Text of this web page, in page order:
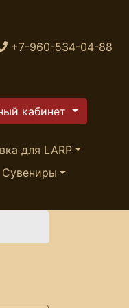
+7-960-534-04-88
кабинет
для LARP
Сувениры